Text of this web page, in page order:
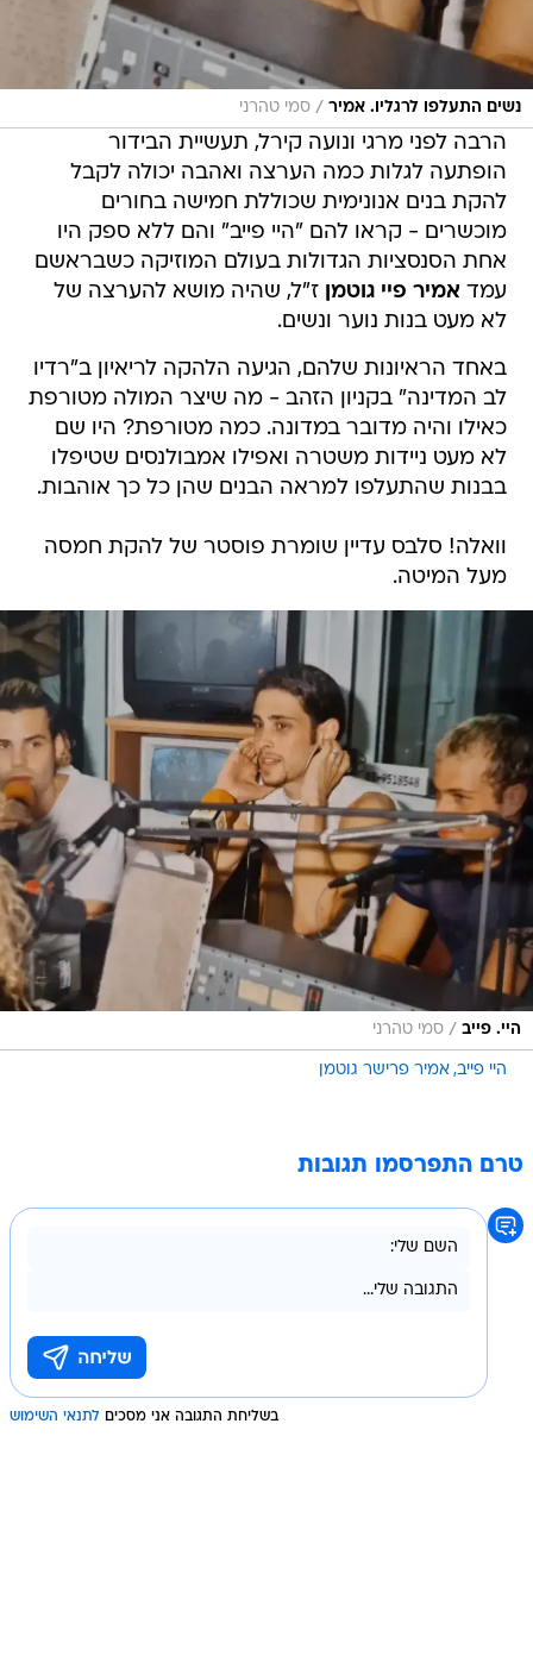
נשים התעלפו לרגליו. אמיר / סמי טהרני
הרבה לפני מרגי ונועה קירל, תעשיית הבידור
הופתעה לגלות כמה הערצה ואהבה יכולה לקבל
להקת בנים אנונימית שכוללת חמישה בחורים
מוכשרים - קראו להם "היי פייב" והם ללא ספק היו
אחת הסנסציות הגדולות בעולם המוזיקה כשבראשם
עמד אמיר פיי גוטמן ז"ל, שהיה מושא להערצה של
לא מעט בנות נוער ונשים.
באחד הראיונות שלהם, הגיעה הלהקה לריאיון ב"רדיו
לב המדינה" בקניון הזהב - מה שיצר המולה מטורפת
כאילו והיה מדובר במדונה. כמה מטורפת? היו שם
לא מעט ניידות משטרה ואפילו אמבולנסים שטיפלו
בבנות שהתעלפו למראה הבנים שהן כל כך אוהבות.
וואלה! סלבס עדיין שומרת פוסטר של להקת חמסה
מעל המיטה.
היי. פייב / סמי טהרני
היי פייב אמיר פרישר גוטמן
טרם התפרסמו תגובות
בשליחת התגובה אני מסכים לתנאי השימוש